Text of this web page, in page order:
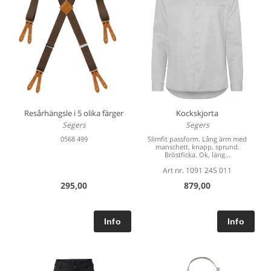
Resårhängsle i 5 olika färger
Segers
0568 499
295,00
Kockskjorta
Segers
Slimfit passform. Lång ärm med
manschett, knapp, sprund.
Bröstficka. Ok, läng...
Art nr. 1091 245 011
879,00